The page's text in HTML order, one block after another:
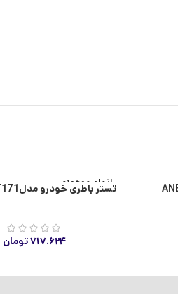
اتمام موجودی
تستر باطری خودرو مدلANENG BT171
۷۱۷.۶۲۴تومان